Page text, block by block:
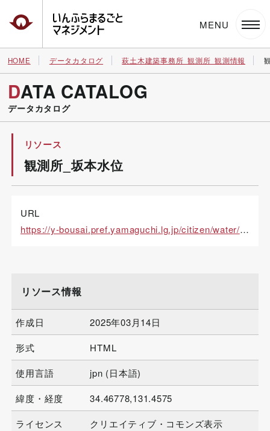
いんふらまるごとマネジメント
HOME データカタログ 萩土木建築事務所_観測所_観測情報
DATA CATALOG
データカタログ
リソース
観測所_坂本水位
URL
https://y-bousai.pref.yamaguchi.lg.jp/citizen/water/kwl_graph.aspx?stncd=103
リソース情報
作成日
2025年03月14日
形式
HTML
使用言語
jpn (日本語)
緯度・経度
34.46778,131.4575
ライセンス
クリエイティブ・コモンズ表示